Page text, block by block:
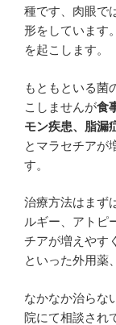
種です、肉眼で
形をしています
を起こします。
もともといる菌
こしませんが食
モン疾患、脂漏
とマラセチアが
す。
治療方法はまず
ルギー、アトピ
チアが増えやす
といった外用薬
なかなか治らな
院にて相談され